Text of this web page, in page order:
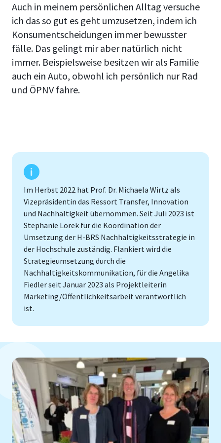
Auch in meinem persönlichen Alltag versuche
ich das so gut es geht umzusetzen, indem ich
Konsumentscheidungen immer bewusster
fälle. Das gelingt mir aber natürlich nicht
immer. Beispielsweise besitzen wir als Familie
auch ein Auto, obwohl ich persönlich nur Rad
und ÖPNV fahre.
Im Herbst 2022 hat Prof. Dr. Michaela Wirtz als
Vizepräsidentin das Ressort Transfer, Innovation
und Nachhaltigkeit übernommen. Seit Juli 2023 ist
Stephanie Lorek für die Koordination der
Umsetzung der H-BRS Nachhaltigkeitsstrategie in
der Hochschule zuständig. Flankiert wird die
Strategieumsetzung durch die
Nachhaltigkeitskommunikation, für die Angelika
Fiedler seit Januar 2023 als Projektleiterin
Marketing/Öffentlichkeitsarbeit verantwortlich
ist.